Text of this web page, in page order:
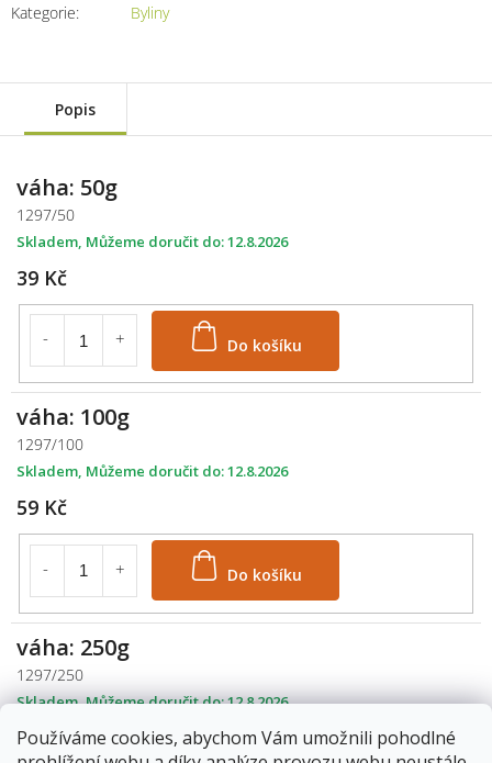
Používáme cookies, abychom Vám umožnili pohodlné
Kategorie: Byliny
Popis
váha: 50g
1297/50
39 Kč
Do košíku
Skladem 12.8.2026
váha: 100g
1297/100
59 Kč
Do košíku
Skladem 12.8.2026
váha: 250g
1297/250
119 Kč
Skladem 12.8.2026